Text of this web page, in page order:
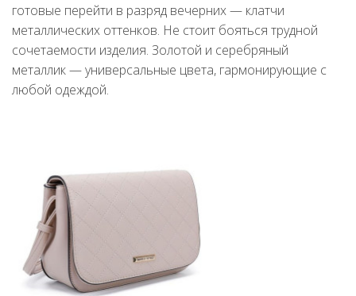
готовые перейти в разряд вечерних — клатчи
металлических оттенков. Не стоит бояться трудной
сочетаемости изделия. Золотой и серебряный
металлик — универсальные цвета, гармонирующие с
любой одеждой.